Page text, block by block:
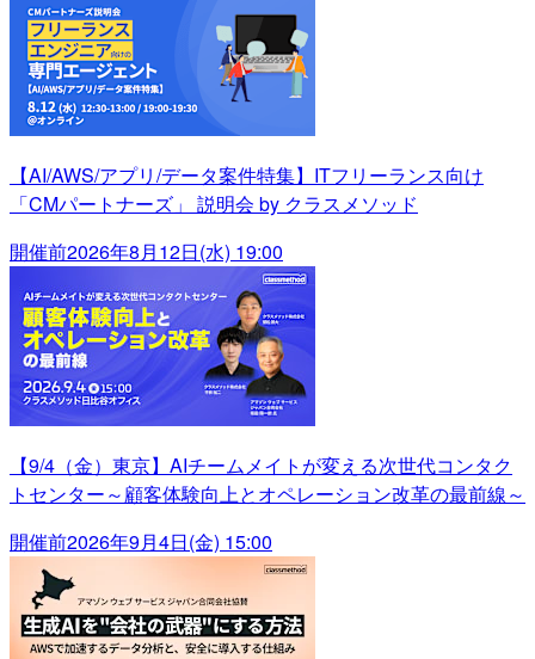
【AI/AWS/アプリ/データ案件特集】ITフリーランス向け
「CMパートナーズ」 説明会 by クラスメソッド
開催前2026年8月12日(水) 19:00
【9/4（金）東京】AIチームメイトが変える次世代コンタク
トセンター～顧客体験向上とオペレーション改革の最前線～
開催前2026年9月4日(金) 15:00